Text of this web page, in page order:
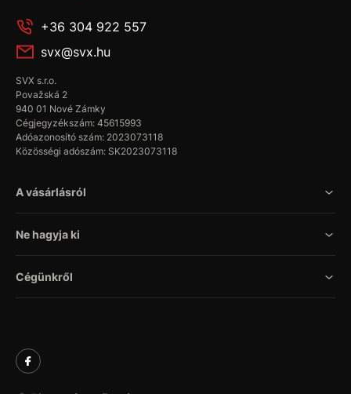
+36 304 922 557
svx@svx.hu
SVX s.r.o.
Považská 2
940 01 Nové Zámky
Cégjegyzékszám: 45615993
Adóazonosító szám: 2023073118
Közösségi adószám: SK2023073118
A vásárlásról
Ne hagyja ki
Cégünkről